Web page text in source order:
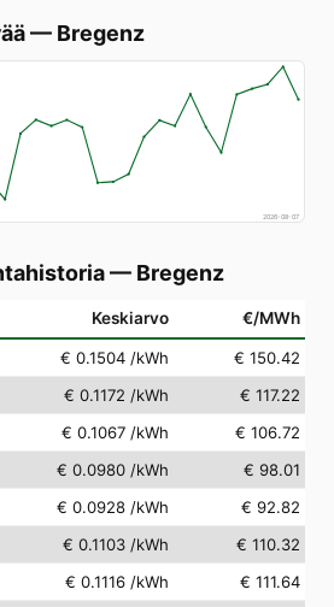
— Bregenz
2026-08-07
— Bregenz
Keskiarvo €/MWh
€ 0.1504 /kWh
€ 150.42
€ 0.1172 /kWh
€ 117.22
€ 0.1067 /kWh
€ 106.72
€ 0.0980 /kWh
€ 98.01
€ 0.0928 /kWh
€ 92.82
€ 0.1103 /kWh
€ 110.32
€ 0.1116 /kWh
€ 111.64